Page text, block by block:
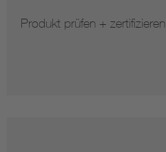
Produkt prüfen + zertifizieren